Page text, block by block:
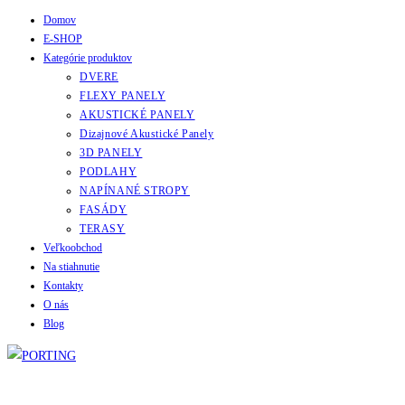
Domov
E-SHOP
Kategórie produktov
DVERE
FLEXY PANELY
AKUSTICKÉ PANELY
Dizajnové Akustické Panely
3D PANELY
PODLAHY
NAPÍNANÉ STROPY
FASÁDY
TERASY
Veľkoobchod
Na stiahnutie
Kontakty
O nás
Blog